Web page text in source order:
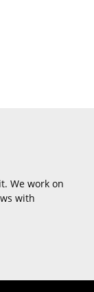
We work on
with